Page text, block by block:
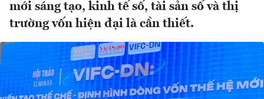
mới sáng tạo, kinh tế số, tài sản số và thị
trường vốn hiện đại là cần thiết.